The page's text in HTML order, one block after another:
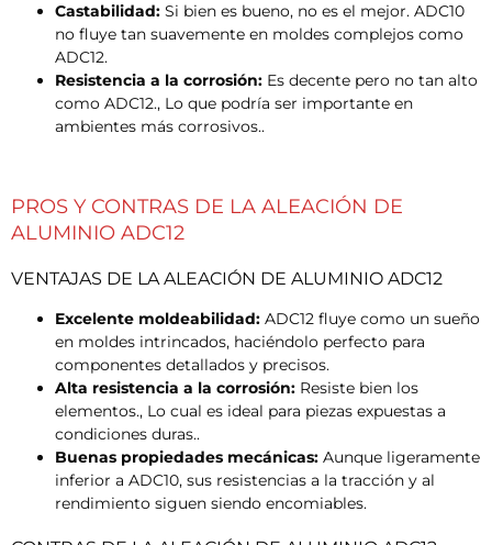
Castabilidad: Si bien es bueno, no es el mejor. ADC10
no fluye tan suavemente en moldes complejos como
ADC12.
Resistencia a la corrosión: Es decente pero no tan alto
como ADC12., Lo que podría ser importante en
ambientes más corrosivos..
PROS Y CONTRAS DE LA ALEACIÓN DE
ALUMINIO ADC12
VENTAJAS DE LA ALEACIÓN DE ALUMINIO ADC12
Excelente moldeabilidad: ADC12 fluye como un sueño
en moldes intrincados, haciéndolo perfecto para
componentes detallados y precisos.
Alta resistencia a la corrosión: Resiste bien los
elementos., Lo cual es ideal para piezas expuestas a
condiciones duras..
Buenas propiedades mecánicas: Aunque ligeramente
inferior a ADC10, sus resistencias a la tracción y al
rendimiento siguen siendo encomiables.